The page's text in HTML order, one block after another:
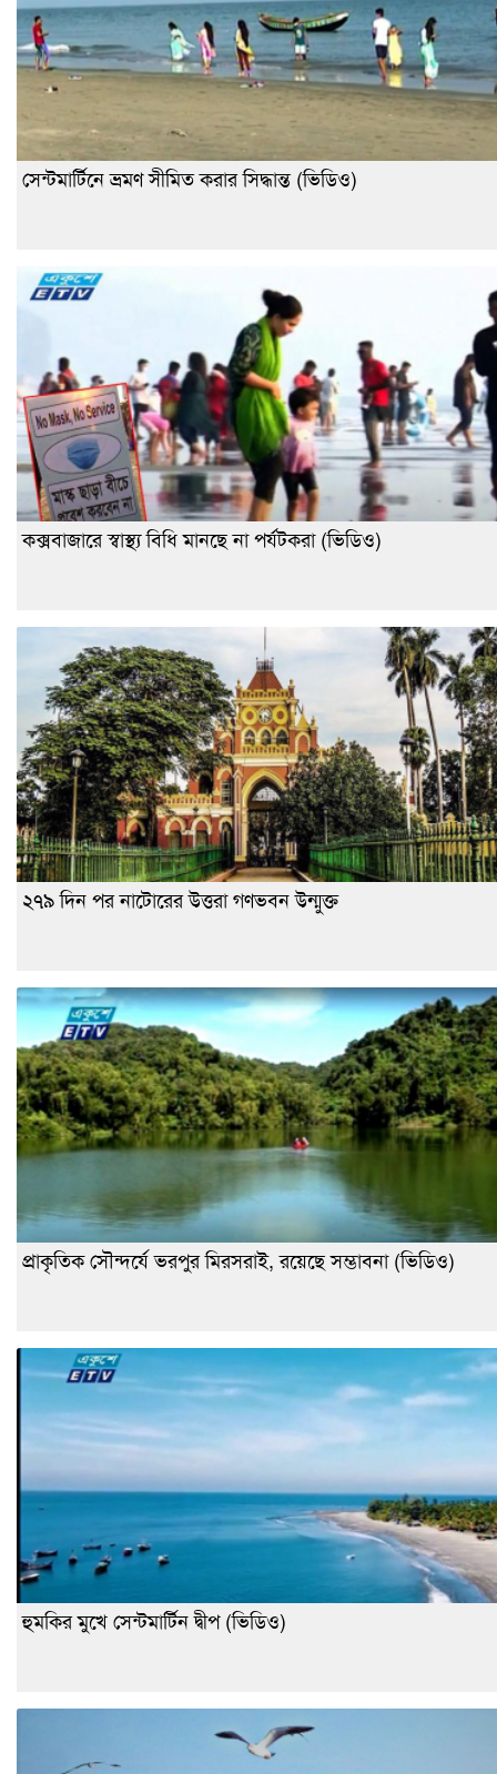
সেন্টমার্টিনে ভ্রমণ সীমিত করার সিদ্ধান্ত (ভিডিও)
কক্সবাজারে স্বাস্থ্য বিধি মানছে না পর্যটকরা (ভিডিও)
২৭৯ দিন পর নাটোরের উত্তরা গণভবন উন্মুক্ত
প্রাকৃতিক সৌন্দর্যে ভরপুর মিরসরাই, রয়েছে সম্ভাবনা (ভিডিও)
হুমকির মুখে সেন্টমার্টিন দ্বীপ (ভিডিও)